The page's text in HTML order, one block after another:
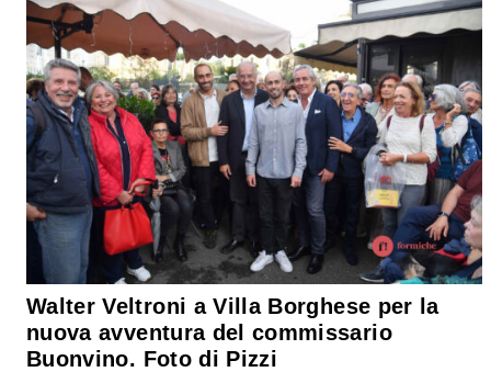
Walter Veltroni a Villa Borghese per la
nuova avventura del commissario
Buonvino. Foto di Pizzi